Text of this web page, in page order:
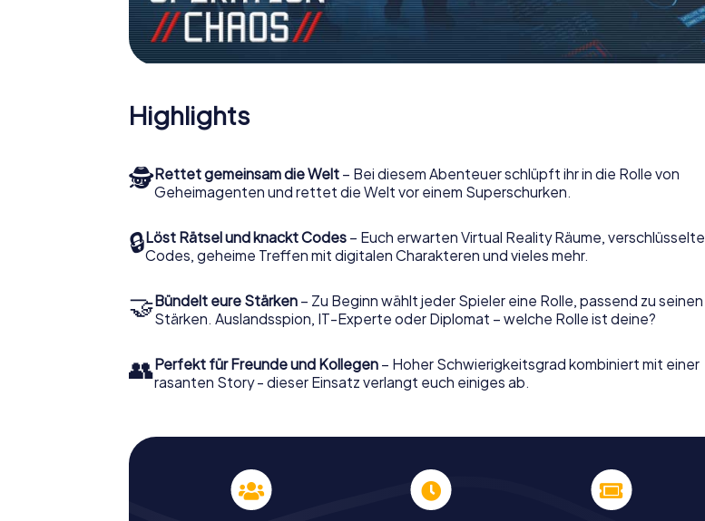
Highlights
🕵Rettet gemeinsam die Welt – Bei diesem Abenteuer schlüpft ihr in die Rolle von
Geheimagenten und rettet die Welt vor einem Superschurken.
🔒Löst Rätsel und knackt Codes – Euch erwarten Virtual Reality Räume, verschlüsselte
Codes, geheime Treffen mit digitalen Charakteren und vieles mehr.
🤝Bündelt eure Stärken – Zu Beginn wählt jeder Spieler eine Rolle, passend zu seinen
Stärken. Auslandsspion, IT-Experte oder Diplomat – welche Rolle ist deine?
👥Perfekt für Freunde und Kollegen – Hoher Schwierigkeitsgrad kombiniert mit einer
rasanten Story - dieser Einsatz verlangt euch einiges ab.